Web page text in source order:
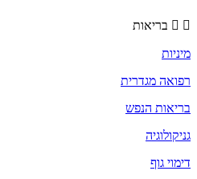
בריאות
מיניות
רפואה מגדרית
בריאות הנפש
גניקולוגיה
דימוי גוף